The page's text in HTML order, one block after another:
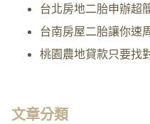
台北房地二胎申辦超
台南房屋二胎讓你速
桃園農地貸款只要找
文章分類